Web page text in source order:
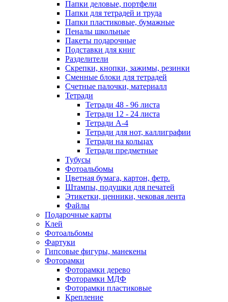
Папки деловые, портфели
Папки для тетрадей и труда
Папки пластиковые, бумажные
Пеналы школьные
Пакеты подарочные
Подставки для книг
Разделители
Скрепки, кнопки, зажимы, резинки
Сменные блоки для тетрадей
Счетные палочки, материалл
Тетради
Тетради 48 - 96 листа
Тетради 12 - 24 листа
Тетради А-4
Тетради для нот, каллиграфии
Тетради на кольцах
Тетради предметные
Тубусы
Фотоальбомы
Цветная бумага, картон, фетр.
Штампы, подушки для печатей
Этикетки, ценники, чековая лента
Файлы
Подарочные карты
Клей
Фотоальбомы
Фартуки
Гипсовые фигуры, манекены
Фоторамки
Фоторамки дерево
Фоторамки МДФ
Фоторамки пластиковые
Крепление